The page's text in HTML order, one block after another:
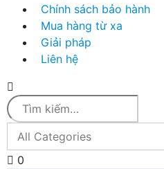
Chính sách bảo hành
Mua hàng từ xa
Giải pháp
Liên hệ
0